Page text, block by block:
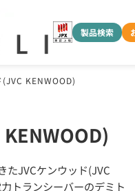
製品検索
KENWOOD)
たJVCケンウッド(JVC
トランシーバーのデミト